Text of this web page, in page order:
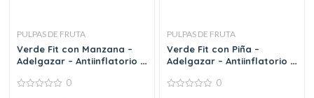
PULPAS DE FRUTA
Verde Fit con Manzana –
Adelgazar – Antiinflatorio –
0
PULPAS DE FRUTA
Verde Fit con Piña –
Adelgazar – Antiinflatorio –
0